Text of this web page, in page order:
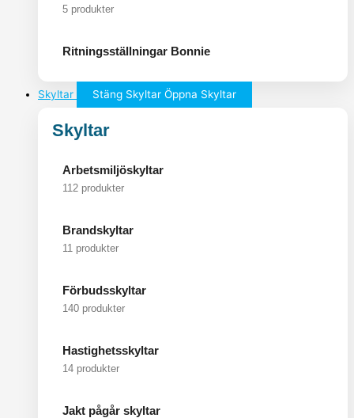
5 produkter
Ritningsställningar Bonnie
Skyltar Stäng Skyltar Öppna Skyltar
Skyltar
Arbetsmiljöskyltar
112 produkter
Brandskyltar
11 produkter
Förbudsskyltar
140 produkter
Hastighetsskyltar
14 produkter
Jakt pågår skyltar